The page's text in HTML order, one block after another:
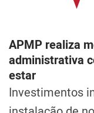
APMP realiza
administrativa
estar
Investimentos